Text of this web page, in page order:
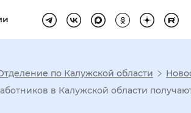
режима
по Калужской области
в Калужской области